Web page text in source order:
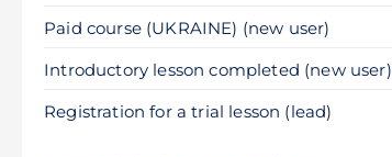
Paid course (UKRAINE) (new user)
Introductory lesson completed (new user)
Registration for a trial lesson (lead)